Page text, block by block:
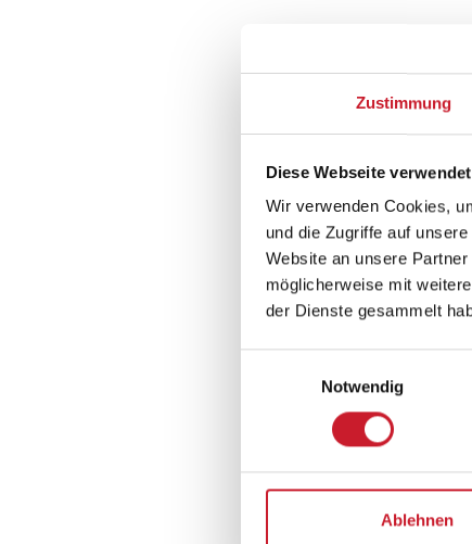
Zustimmung
Diese Webseite
Wir verwenden Cookies,
und die Zugriffe auf
Website an unsere
möglicherweise mit
der Dienste gesammelt
Notwendig
Ablehnen
Geschirrspüler
El-Kochplatten/Ofen
Kaffeemaschine
Kühlschrank
Mikrowelle
Tiefkühler: 40 l
Tiefkühlschrank
Multimedia
Internet
WLAN
Sonstiges
Ferienhaus